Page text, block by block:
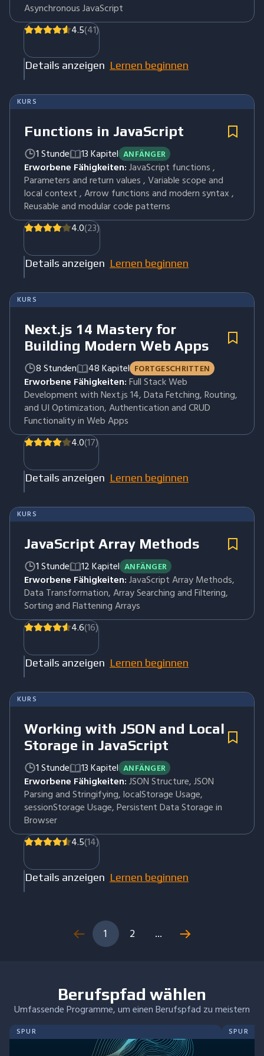
Asynchronous JavaScript
4.5(41)
Details anzeigen Lernen beginnen
KURS
Functions in JavaScript
1 Stunde 13 Kapitel ANFÄNGER
Erworbene Fähigkeiten:JavaScript functions ,
Parameters and return values , Variable scope and
local context , Arrow functions and modern syntax ,
Reusable and modular code patterns
4.0(23)
Details anzeigen Lernen beginnen
KURS
Next.js 14 Mastery for
Building Modern Web Apps
8 Stunden 48 Kapitel FORTGESCHRITTEN
Erworbene Fähigkeiten:Full Stack Web
Development with Next.js 14, Data Fetching, Routing,
and UI Optimization, Authentication and CRUD
Functionality in Web Apps
4.0(17)
Details anzeigen Lernen beginnen
KURS
JavaScript Array Methods
1 Stunde 12 Kapitel ANFÄNGER
Erworbene Fähigkeiten:JavaScript Array Methods,
Data Transformation, Array Searching and Filtering,
Sorting and Flattening Arrays
4.6(16)
Details anzeigen Lernen beginnen
KURS
Working with JSON and Local
Storage in JavaScript
1 Stunde 13 Kapitel ANFÄNGER
Erworbene Fähigkeiten:JSON Structure, JSON
Parsing and Stringifying, localStorage Usage,
sessionStorage Usage, Persistent Data Storage in
Browser
4.5(14)
Details anzeigen Lernen beginnen
1 2 ...
Berufspfad wählen
Umfassende Programme, um einen Berufspfad zu meistern
SPUR SPUR